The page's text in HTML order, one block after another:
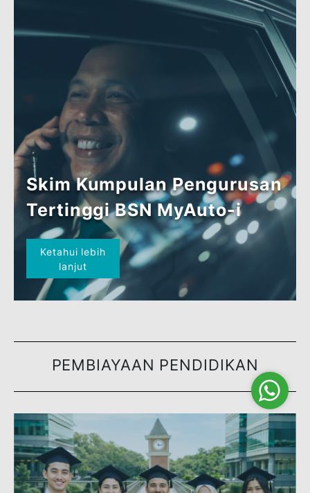
BSN MyAuto-i (EV/HEV)
Ketahui lebih
lanjut